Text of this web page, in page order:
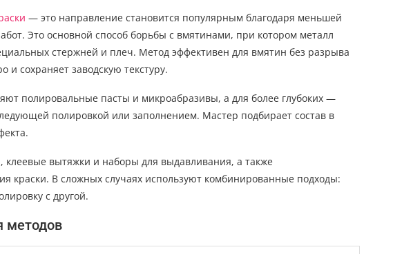
— это направление становится популярным благодаря меньшей
Это основной способ борьбы с вмятинами, при котором металл
стержней и плеч. Метод эффективен для вмятин без разрыва
и сохраняет заводскую текстуру.
полировальные пасты и микроабразивы, а для более глубоких —
полировкой или заполнением. Мастер подбирает состав в
клеевые вытяжки и наборы для выдавливания, а также
краски. В сложных случаях используют комбинированные подходы:
с другой.
методов